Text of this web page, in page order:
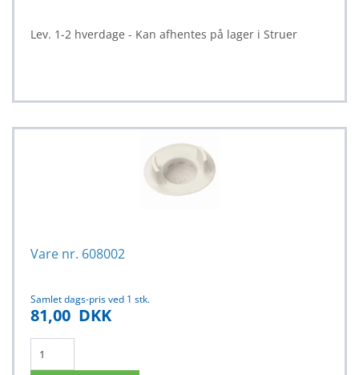
Lev. 1-2 hverdage - Kan afhentes på lager i Struer
Vare nr. 608002
Samlet dags-pris ved 1 stk.
81,00 DKK